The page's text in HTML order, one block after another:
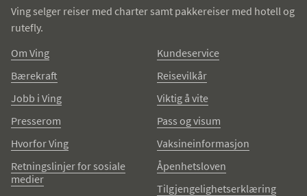
Ving selger reiser med charter samt pakkereiser med hotell og
rutefly.
Om Ving
Bærekraft
Jobb i Ving
Presserom
Hvorfor Ving
Retningslinjer for sosiale
medier
Kundeservice
Reisevilkår
Viktig å vite
Pass og visum
Vaksineinformasjon
Åpenhetsloven
Tilgjengelighetserklæring